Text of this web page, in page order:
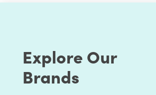
Explore Our
Brands